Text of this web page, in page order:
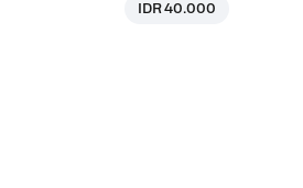
IDR 40.000